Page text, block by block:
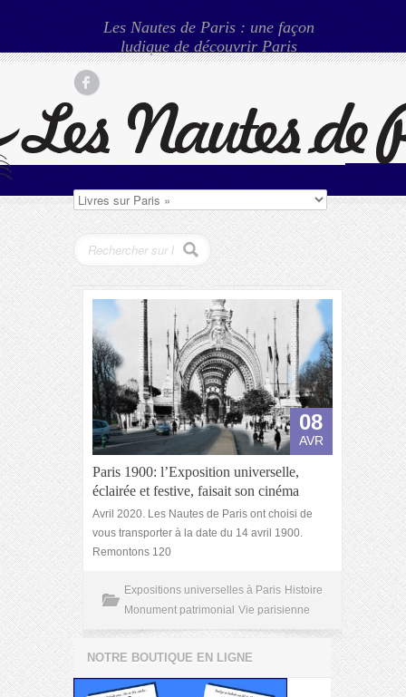
Les Nautes de Paris : une façon
ludique de découvrir Paris
08
AVR
Paris 1900: l’Exposition universelle,
éclairée et festive, faisait son cinéma
Avril 2020. Les Nautes de Paris ont choisi de
vous transporter à la date du 14 avril 1900.
Remontons 120
Expositions universelles à Paris Histoire
Monument patrimonial Vie parisienne
NOTRE BOUTIQUE EN LIGNE